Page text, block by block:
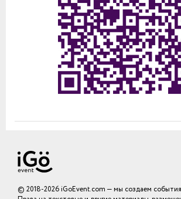
© 2018-2026 iGoEvent.com — мы создаем